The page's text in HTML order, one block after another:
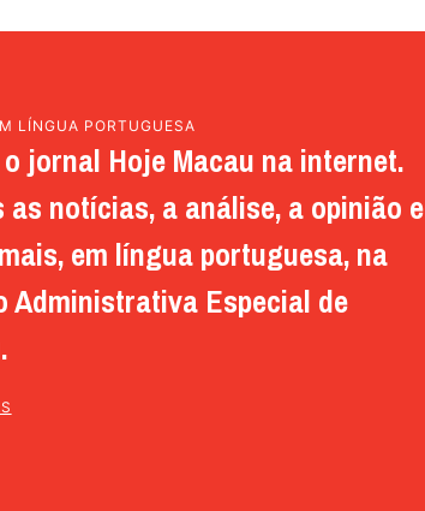
LÍNGUA PORTUGUESA
jornal Hoje Macau na internet.
as notícias, a análise, a opinião e
em língua portuguesa, na
Administrativa Especial de